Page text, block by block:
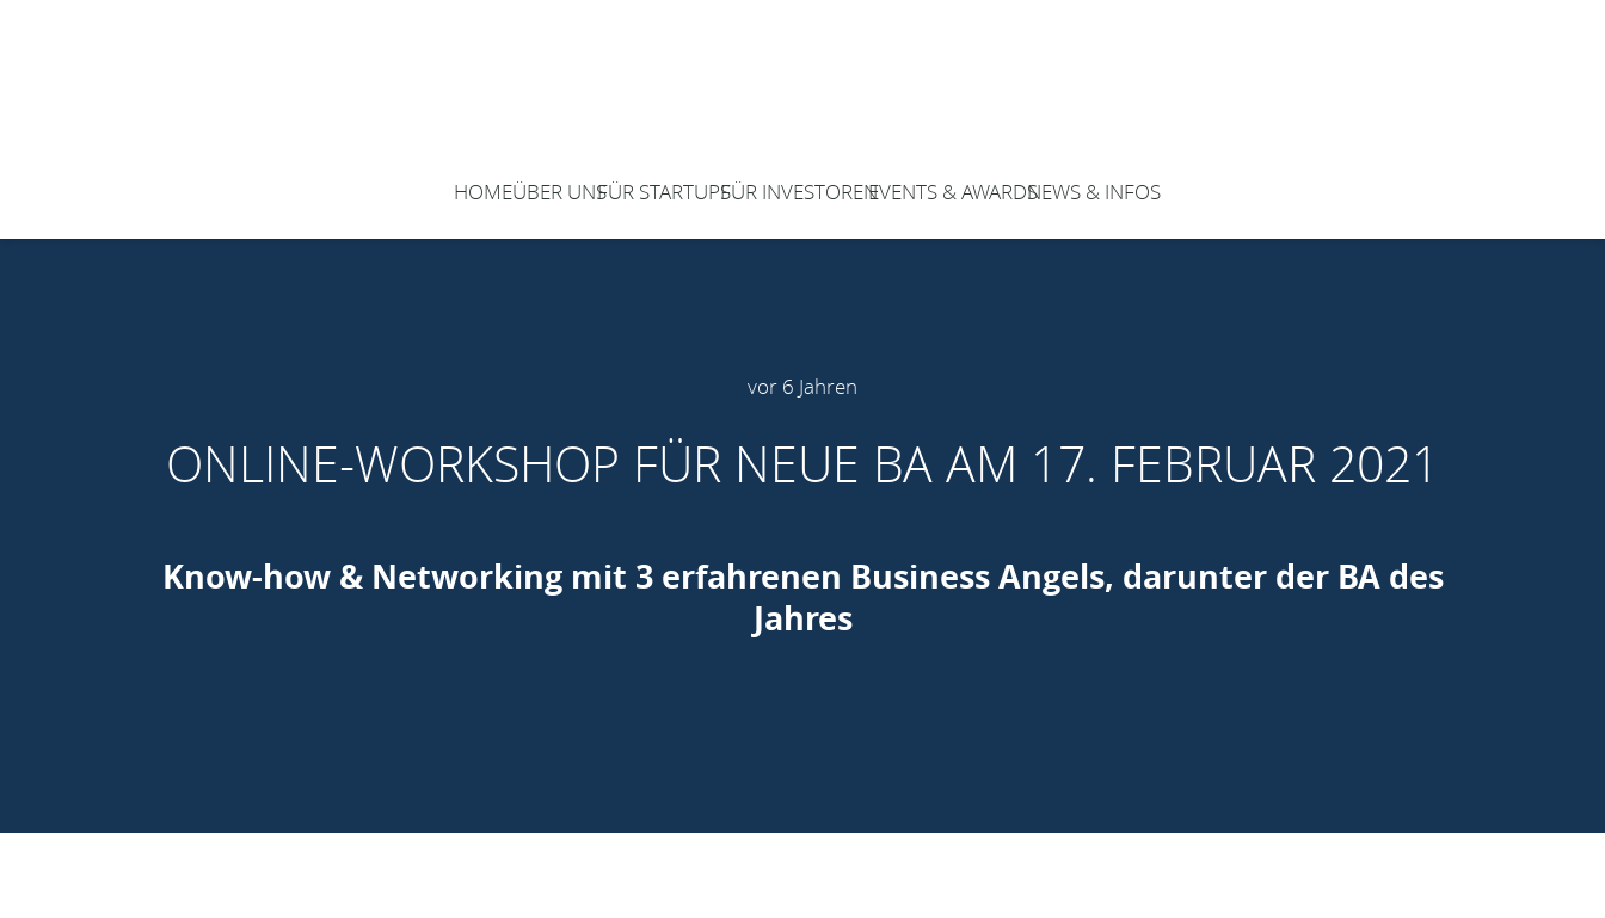
HOMEÜBER UNSFÜR STARTUPSFÜR INVESTORENEVENTS & AWARDSNEWS & INFOS
vor 6 Jahren
ONLINE-WORKSHOP FÜR NEUE BA AM 17. FEBRUAR 2021
Know-how & Networking mit 3 erfahrenen Business Angels, darunter der BA des
Jahres